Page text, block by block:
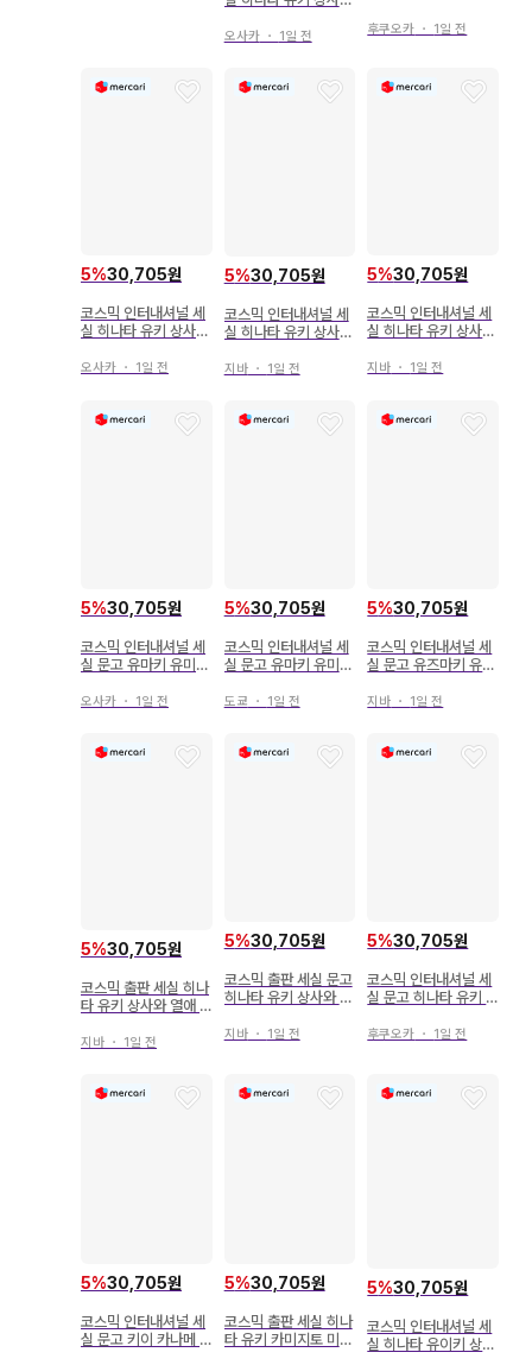
기 8
오사카・ 1일 전 후쿠오카 ・ 1일 전
5%30,705원
코스믹 인터내셔널 세
실 히나타 유키 상사와
야기~ 7
오사카 ・ 1일 전
5%30,705원
코스믹 인터내셔널 세
실 히나타 유키 상사와
야기~ 9
지바・ 1일 전
5%30,705원
코스믹 인터내셔널 세
실 히나타 유키 상사와
야기~ 7
지바 ・ 1일 전
5%30,705원
코스믹 인터내셔널 세
실 문고 유마키 유미
오사카 ・ 1일 전
5%30,705원
코스믹 인터내셔널 세
실 문고 유마키 유미
도쿄 ・ 1일 전
5%30,705원
코스믹 인터내셔널 세
실 문고 유즈마키 유미
밥
지바 ・ 1일 전
5%30,705원
코스믹 출판 세실 히나
타 유키 상사와 열애 ~
~ 2
지바 ・ 1일 전
5%30,705원
코스믹 출판 세실 문고
히나타 유키 상사와 약
기~ 14
지바・ 1일 전
5%30,705원
코스믹 인터내셔널 세
실 문고 히나타 유키 !!
가족 이야기~ 9
후쿠오카 ・ 1일 전
5%30,705원
코스믹 인터내셔널 세
실 문고 키이 카나메 !!)
5%30,705원
코스믹 출판 세실 히나
타 유키 카미지토 미츠
5%30,705원
코스믹 인터내셔널 세
실 히나타 유이키 상사